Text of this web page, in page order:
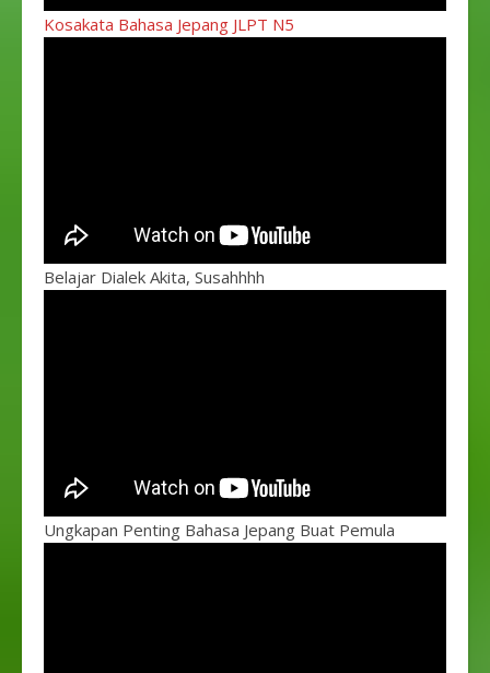
Kosakata Bahasa Jepang JLPT N5
Belajar Dialek Akita, Susahhhh
Ungkapan Penting Bahasa Jepang Buat Pemula